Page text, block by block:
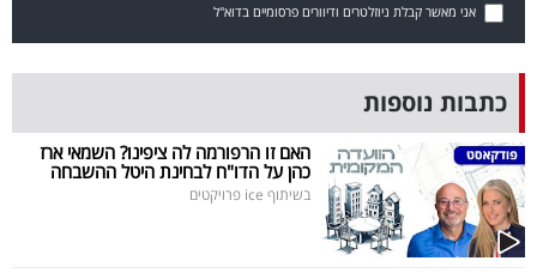
אני מאשר קבלת ניוזלטרים ודיוורים פרסומיים בדוא"ל
כתבות נוספות
האם זו הרפורמה לה ציפינו? השמאי ארז
כהן על הדו"ח לבחינת היטל ההשבחה
בשיתוף ice פרויקטים